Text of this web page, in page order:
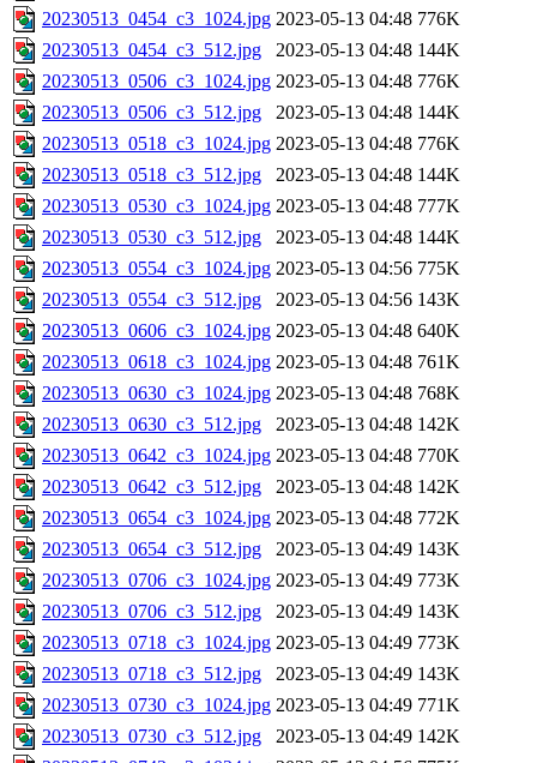
20230513_0454_c3_1024.jpg 2023-05-13 04:48 776K
20230513_0454_c3_512.jpg
2023-05-13 04:48 144K
20230513_0506_c3_1024.jpg 2023-05-13 04:48 776K
20230513_0506_c3_512.jpg
2023-05-13 04:48 144K
20230513_0518_c3_1024.jpg 2023-05-13 04:48 776K
20230513_0518_c3_512.jpg
2023-05-13 04:48 144K
20230513_0530_c3_1024.jpg 2023-05-13 04:48 777K
20230513_0530_c3_512.jpg
2023-05-13 04:48 144K
20230513_0554_c3_1024.jpg 2023-05-13 04:56 775K
20230513_0554_c3_512.jpg
2023-05-13 04:56 143K
20230513_0606_c3_1024.jpg 2023-05-13 04:48 640K
20230513_0618_c3_1024.jpg 2023-05-13 04:48 761K
20230513_0630_c3_1024.jpg 2023-05-13 04:48 768K
20230513_0630_c3_512.jpg
2023-05-13 04:48 142K
20230513_0642_c3_1024.jpg 2023-05-13 04:48 770K
20230513_0642_c3_512.jpg
2023-05-13 04:48 142K
20230513_0654_c3_1024.jpg 2023-05-13 04:48 772K
20230513_0654_c3_512.jpg
2023-05-13 04:49 143K
20230513_0706_c3_1024.jpg 2023-05-13 04:49 773K
20230513_0706_c3_512.jpg
2023-05-13 04:49 143K
20230513_0718_c3_1024.jpg 2023-05-13 04:49 773K
20230513_0718_c3_512.jpg
2023-05-13 04:49 143K
20230513_0730_c3_1024.jpg 2023-05-13 04:49 771K
20230513_0730_c3_512.jpg
2023-05-13 04:49 142K